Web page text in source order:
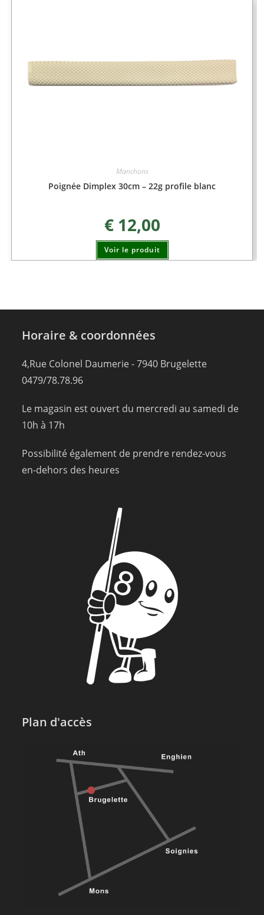
Manchons
Poignée Dimplex 30cm – 22g profile blanc
€12,00
Voir le produit
Horaire & coordonnées
4,Rue Colonel Daumerie - 7940 Brugelette
0479/78.78.96
Le magasin est ouvert du mercredi au samedi de
10h à 17h
Possibilité également de prendre rendez-vous
en-dehors des heures
Plan d'accès